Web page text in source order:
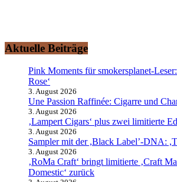
Aktuelle Beiträge
Pink Moments für smokersplanet-
Rose‘
3. August 2026
Une Passion Raffinée: Cigarre und
3. August 2026
‚Lampert Cigars‘ plus zwei limitierte
3. August 2026
Sampler mit der ,Black Label’-DNA:
3. August 2026
‚RoMa Craft‘ bringt limitierte ‚Craft
Domestic‘ zurück